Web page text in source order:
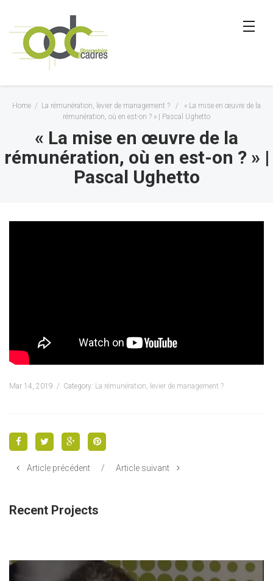
Home / La rémunération, levier de management ? /
« La mise en œuvre de la
rémunération, où en est-on ? » | Pascal Ughetto
« La mise en œuvre de la
rémunération, où en est-on ? » |
Pascal Ughetto
Mar 14, 2019 Category: La rémunération, levier de management ?
Article précédent / Article suivant
Recent Projects